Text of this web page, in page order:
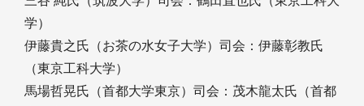
学）
伊藤貴之氏（お茶の水女子大学）司会：伊藤彰教氏
（東京工科大学）
馬場哲晃氏（首都大学東京）司会：茂木龍太氏（首都